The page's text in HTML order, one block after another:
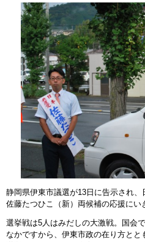
静岡県伊東市議選が13日に告示され、
佐藤たつひこ（新）両候補の応援にい
選挙戦は5人はみだしの大激戦。国会
なかですから、伊東市政の在り方と